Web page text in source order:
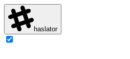
haslator